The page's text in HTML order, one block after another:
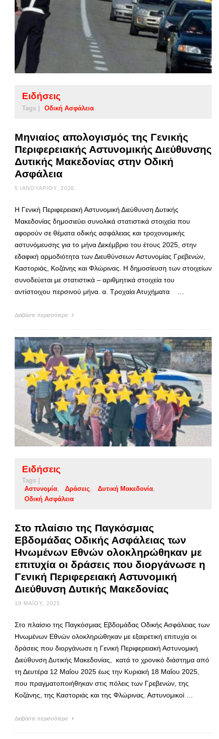
Ειδήσεις
Tags | Οδική Ασφάλεια
Μηνιαίος απολογισμός της Γενικής
Περιφερειακής Αστυνομικής Διεύθυνσης
Δυτικής Μακεδονίας στην Οδική
Ασφάλεια
5 ΙΑΝΟΥΑΡΊΟΥ, 2026
Η Γενική Περιφερειακή Αστυνομική Διεύθυνση Δυτικής
Μακεδονίας δημοσιεύει συνολικά στατιστικά στοιχεία που
αφορούν σε θέματα οδικής ασφάλειας και τροχονομικής
αστυνόμευσης για το μήνα Δεκέμβριο του έτους 2025, στην
εδαφική αρμοδιότητα των Διευθύνσεων Αστυνομίας Γρεβενών,
Καστοριάς, Κοζάνης και Φλώρινας. Η δημοσίευση των στοιχείων
συνοδεύεται με στατιστικά – αριθμητικά στοιχεία του
αντίστοιχου περσινού μήνα. α. Τροχαία Ατυχήματα …
Διαβάστε περισσότερα
Ειδήσεις
Tags |
Αστυνομία
Δράσεις
Δυτική Μακεδονία
Οδική Ασφάλεια
Στο πλαίσιο της Παγκόσμιας
Εβδομάδας Οδικής Ασφάλειας των
Ηνωμένων Εθνών ολοκληρώθηκαν με
επιτυχία οι δράσεις που διοργάνωσε η
Γενική Περιφερειακή Αστυνομική
Διεύθυνση Δυτικής Μακεδονίας
19 ΜΑΪ́ΟΥ, 2025
Στο πλαίσιο της Παγκόσμιας Εβδομάδας Οδικής Ασφάλειας των
Ηνωμένων Εθνών ολοκληρώθηκαν με εξαιρετική επιτυχία οι
δράσεις που διοργάνωσε η Γενική Περιφερειακή Αστυνομική
Διεύθυνση Δυτικής Μακεδονίας, κατά το χρονικό διάστημα από
τη Δευτέρα 12 Μαΐου 2025 έως την Κυριακή 18 Μαΐου 2025,
που πραγματοποιήθηκαν στις πόλεις των Γρεβενών, της
Κοζάνης, της Καστοριάς και της Φλώρινας. Αστυνομικοί …
Διαβάστε περισσότερα